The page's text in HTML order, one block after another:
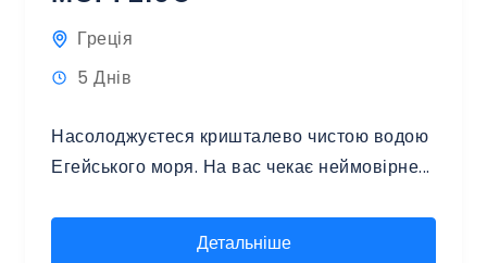
Греція
5 Днів
Насолоджуєтеся кришталево чистою водою
Егейського моря. На вас чекає неймовірне...
Детальніше